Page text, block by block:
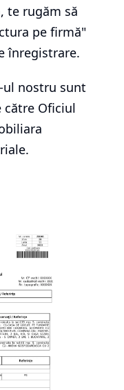
te rugăm să
pe firmă"
înregistrare.
nostru sunt
către Oficiul